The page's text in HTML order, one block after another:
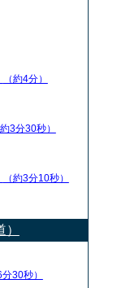
（約4分）
約3分30秒）
（約3分10秒）
分30秒）